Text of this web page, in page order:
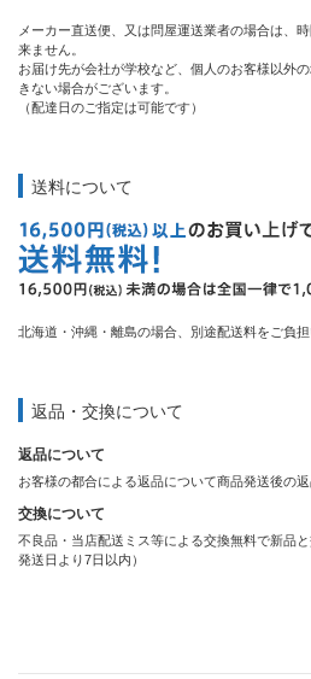
メーカー直送便、又は問屋運送業者の場合は、
来ません。
お届け先が会社が学校など、個人のお客様以外
きない場合がございます。
（配達日のご指定は可能です）
送料について
北海道・沖縄・離島の場合、別途配送料をご負
返品・交換について
返品について
お客様の都合による返品について商品発送後の
交換について
不良品・当店配送ミス等による交換無料で新品
発送日より7日以内）